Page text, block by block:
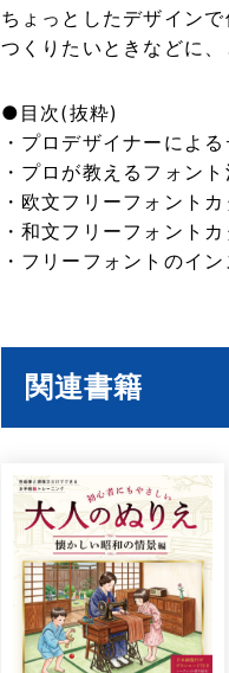
ちょっとしたデザイン
つくりたいときなどに、
●目次(抜粋)
・プロデザイナーによ
・プロが教えるフォン
・欧文フリーフォント
・和文フリーフォント
・フリーフォントのイ
関連書籍